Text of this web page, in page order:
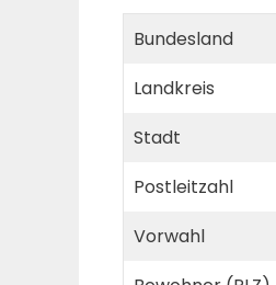
Bundesland
Landkreis
Stadt
Postleitzahl
Vorwahl